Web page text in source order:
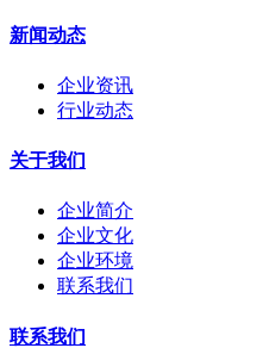
新闻动态
企业资讯
行业动态
关于我们
企业简介
企业文化
企业环境
联系我们
联系我们